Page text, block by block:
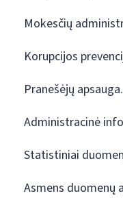
Mokesčių
Korupcijos
Pranešėjų
Administracinė
Statistiniai
Asmens duomenų